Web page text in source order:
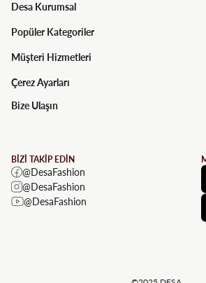
Desa Kurumsal
Popüler Kategoriler
Müşteri Hizmetleri
Çerez Ayarları
Bize Ulaşın
BİZİ TAKİP EDİN
@DesaFashion
@DesaFashion
@DesaFashion